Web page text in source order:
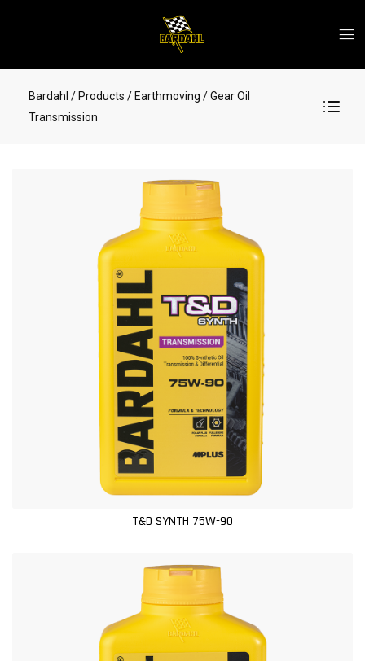
Bardahl / Products / Earthmoving / Gear Oil
Transmission
T&D SYNTH 75W-90